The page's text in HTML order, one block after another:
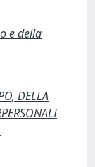
e della
DELLA